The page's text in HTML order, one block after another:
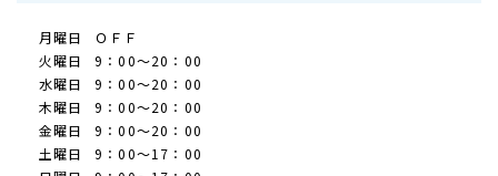
月曜日
ＯＦＦ
火曜日
9：00～20：00
水曜日
9：00～20：00
木曜日
9：00～20：00
金曜日
9：00～20：00
土曜日
9：00～17：00